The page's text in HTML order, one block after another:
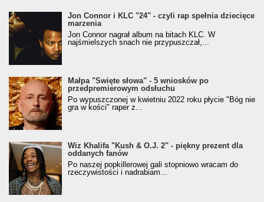
Jon Connor i KLC "24" - czyli rap spełnia dziecięce
marzenia
Jon Connor nagrał album na bitach KLC. W
najśmielszych snach nie przypuszczał,...
Małpa "Święte słowa" - 5 wniosków po
przedpremierowym odsłuchu
Po wypuszczonej w kwietniu 2022 roku płycie "Bóg nie
gra w kości" raper z...
Wiz Khalifa "Kush & O.J. 2" - piękny prezent dla
oddanych fanów
Po naszej popkillerowej gali stopniowo wracam do
rzeczywistości i nadrabiam...